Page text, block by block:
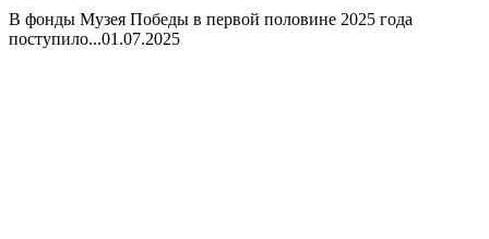
В фонды Музея Победы в первой половине 2025 года
поступило...01.07.2025